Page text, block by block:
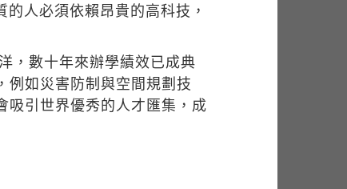
人必須依賴昂貴的高科技，
，數十年來辦學績效已成典
例如災害防制與空間規劃技
吸引世界優秀的人才匯集，成